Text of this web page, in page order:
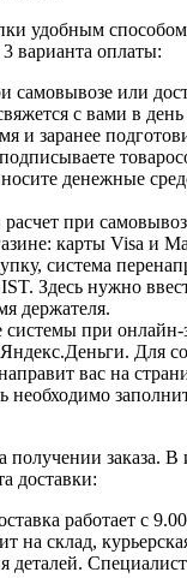
удобным
варианта оплаты:
самовывозе или
с вами в
и заранее
денежные
при
карты Visa и
система
Здесь нужно
держателя.
при онлайн-
Для
вас на
необходимо
получении заказа. В
доставки:
работает с
на склад,
деталей.